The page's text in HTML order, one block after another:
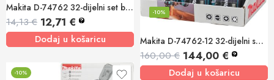
Makita D-74762 32-dijelni set bitova 25mm s držačem 1/4
14,13€ 12,71 € ?
Dodaj u košaricu Makita D-74762-12 32-dijelni set bitova 25mm s držačem 1/4 12/1
-10%
160,00€ 144,00 € ?
Dodaj u košaricu
-10%